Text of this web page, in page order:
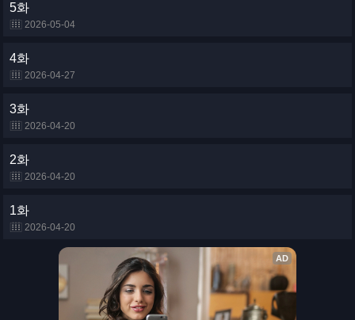
5화
2026-05-04
4화
2026-04-27
3화
2026-04-20
2화
2026-04-20
1화
2026-04-20